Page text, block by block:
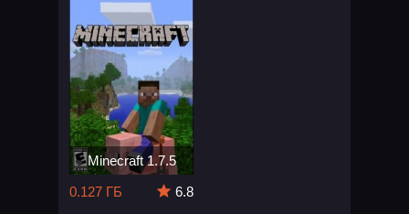
Minecraft 1.7.5
0.127 ГБ
6.8